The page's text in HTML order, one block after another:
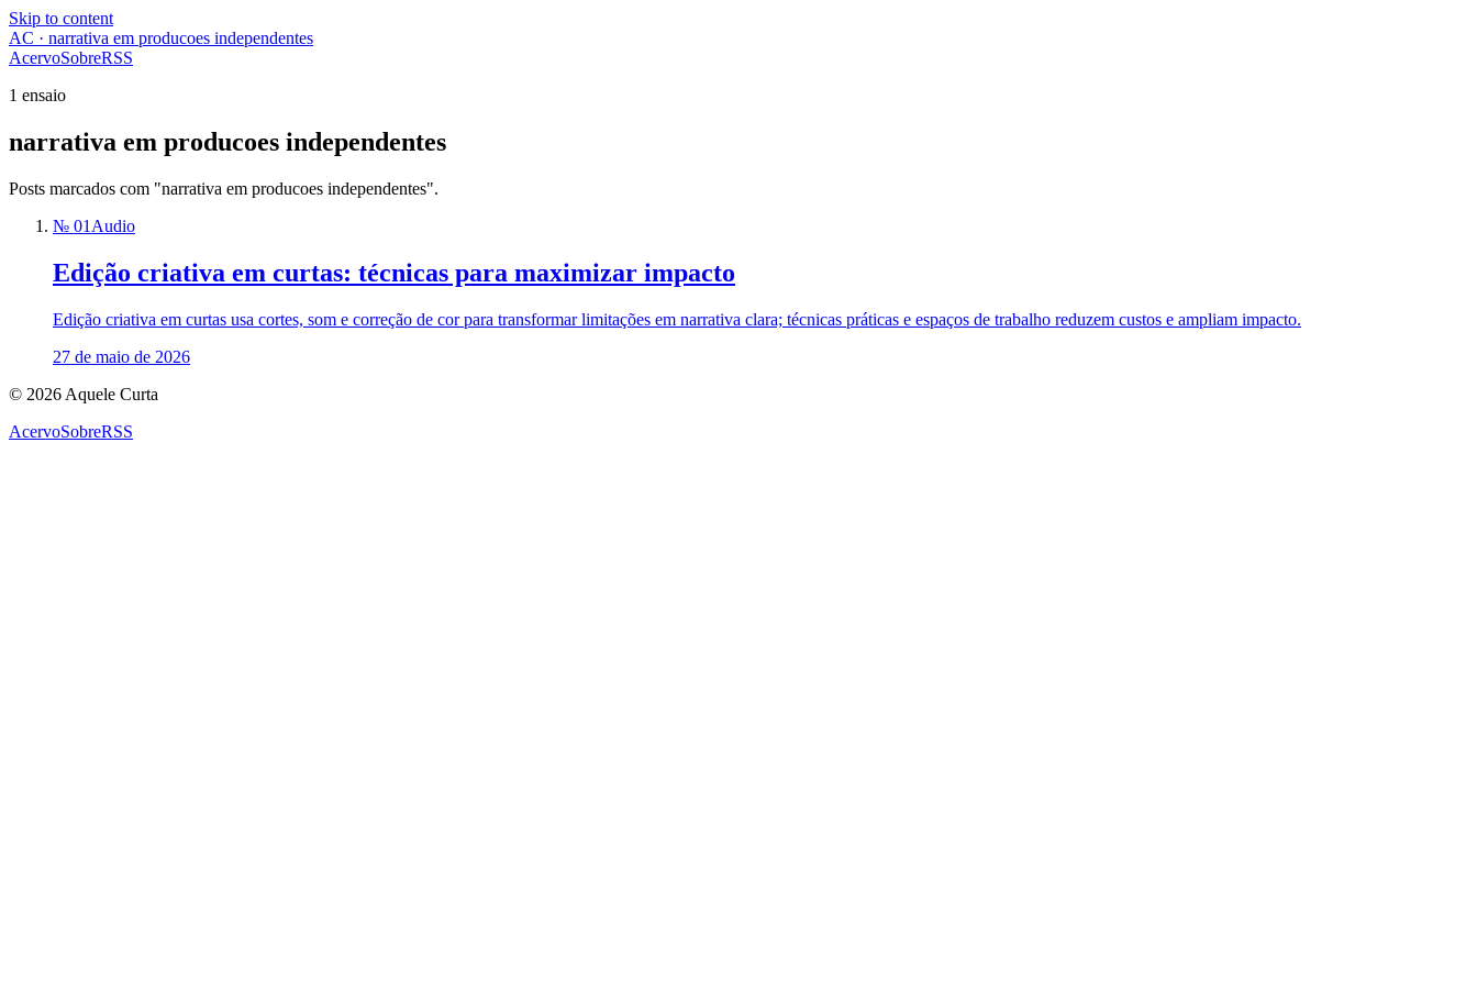
Skip to content
AC · narrativa em producoes independentes
AcervoSobreRSS
1 ensaio
narrativa em producoes independentes
Posts marcados com "narrativa em producoes independentes".
№ 01 Audio
Edição criativa em curtas: técnicas para maximizar impacto
Edição criativa em curtas usa cortes, som e correção de cor para transformar limitações em narrativa clara; técnicas práticas e espaços de trabalho reduzem custos e ampliam impacto.
27 de maio de 2026
© 2026 Aquele Curta
AcervoSobreRSS